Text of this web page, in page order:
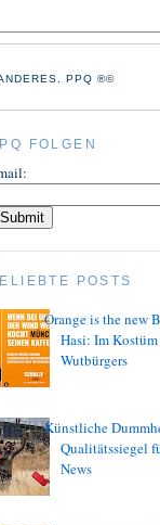
PPQ ®©
FOLGEN
POSTS
Orange is the new
Hasi: Im Kostüm
Wutbürgers
Künstliche
Qualitätssiegel
News